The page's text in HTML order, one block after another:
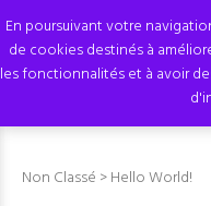
En poursuivant votre
de cookies destinés à
les fonctionnalités et à avoir
Non Classé > Hello World!